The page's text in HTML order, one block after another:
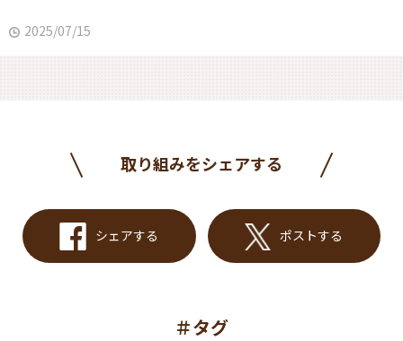
2025/07/15
取り組みをシェアする
シェアする ポストする
＃タグ